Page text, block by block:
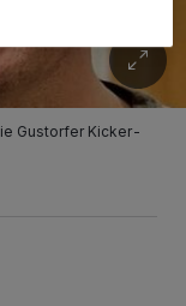
Gustorfer Kicker-